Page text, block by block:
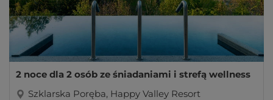
2 noce dla 2 osób ze śniadaniami i strefą wellness
Szklarska Poręba, Happy Valley Resort